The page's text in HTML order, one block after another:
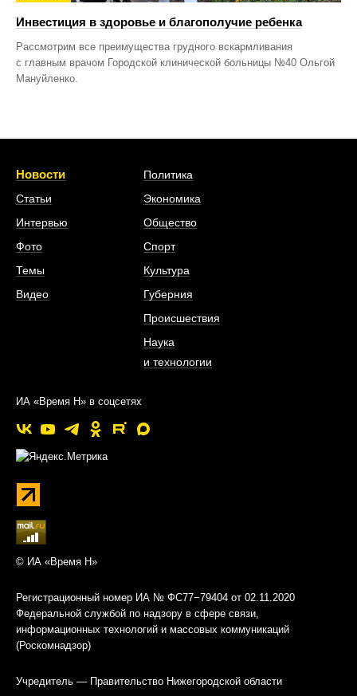
Инвестиция в здоровье и благополучие ребенка
Рассмотрим все преимущества грудного вскармливания
с главным врачом Городской клинической больницы №40 Ольгой
Мануйленко.
Новости
Статьи
Интервью
Фото
Темы
Видео
Политика
Экономика
Общество
Спорт
Культура
Губерния
Происшествия
Наука
и технологии
ИА «Время Н» в соцсетях
© ИА «Время Н»
Регистрационный номер ИА № ФС77−79404 от 02.11.2020
Федеральной службой по надзору в сфере связи,
информационных технологий и массовых коммуникаций
(Роскомнадзор)
Учредитель — Правительство Нижегородской области